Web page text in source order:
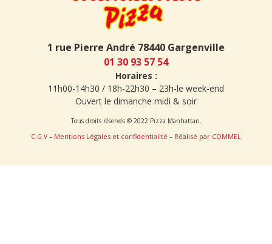
1 rue Pierre André 78440 Gargenville
01 30 93 57 54
Horaires :
11h00-14h30 / 18h-22h30 – 23h-le week-end
Ouvert le dimanche midi & soir
Tous droits réservés © 2022 Pizza Manhattan.
C.G.V – Mentions Légales et confidentialité – Réalisé par COMMEL